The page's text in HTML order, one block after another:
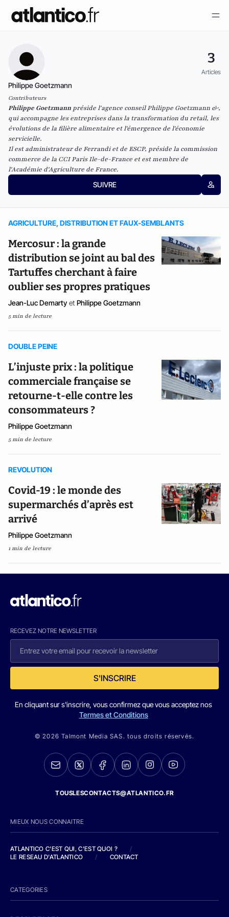
3
Articles
Philippe Goetzmann
Contributeurs
Philippe Goetzmann préside l'agence conseil Philippe Goetzmann &,
qui accompagne les entreprises dans la transformation du retail, les
évolutions de la filière alimentaire et l'émergence de l'économie
servicielle.
Il est administrateur de Ferrandi et de ESCP, préside la commission
commerce de la CCI Paris Ile-de-France et est membre de
l'Académie d'Agriculture de France.
SUIVRE
AGRICULTURE, DISTRIBUTION ET FAUX-SEMBLANTS
Mercosur : la grande
distribution se joint au bal des
Tartuffes cherchant à faire
oublier ses propres pratiques
Jean-Luc Demarty et Philippe Goetzmann
5 min de lecture
DOUBLE PEINE
L’injuste prix : la politique
commerciale française se
retourne-t-elle contre les
consommateurs ?
Philippe Goetzmann
5 min de lecture
REVOLUTION
Covid-19 : le monde des
supermarchés d’après est
arrivé
Philippe Goetzmann
1 min de lecture
RECEVEZ NOTRE NEWSLETTER
S'INSCRIRE
En cliquant sur s'inscrire, vous confirmez que vous acceptez nos
Termes et Conditions
© 2026 Talmont Media SAS. tous droits réservés.
TOUSLESCONTACTS@ATLANTICO.FR
MIEUX NOUS CONNAITRE
ATLANTICO C'EST QUI, C'EST QUOI ?
/
LE RESEAU D'ATLANTICO
/ CONTACT
CATEGORIES